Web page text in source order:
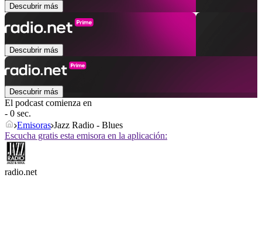
Descubrir más
Descubrir más
Descubrir más
El podcast comienza en
- 0 sec.
Emisoras Jazz Radio - Blues
Escucha gratis esta emisora en la aplicación:
radio.net